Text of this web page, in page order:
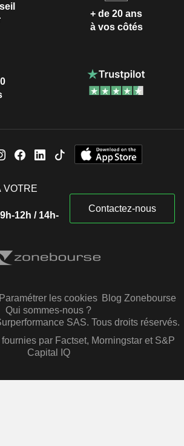
+ de 20 ans
à vos côtés
VOTRE
12h / 14h-
Contactez-nous
Paramétrer les cookies Blog Zonebourse
Qui sommes-nous ?
SAS. Tous droits réservés.
par Factset, Morningstar et S&P
Capital IQ